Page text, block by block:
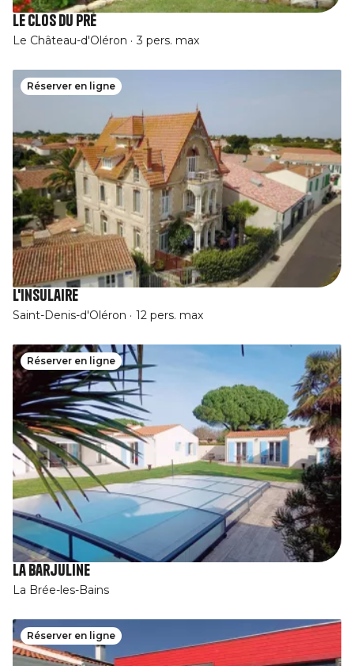
Le Clos du Pré
Le Château-d'Oléron 3 pers. max
Réserver en ligne
L'Insulaire
Saint-Denis-d'Oléron 12 pers. max
Réserver en ligne
La Barjuline
La Brée-les-Bains
Réserver en ligne